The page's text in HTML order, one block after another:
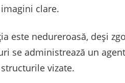
clare.
este nedureroasă, deși
se administrează un
vizate.